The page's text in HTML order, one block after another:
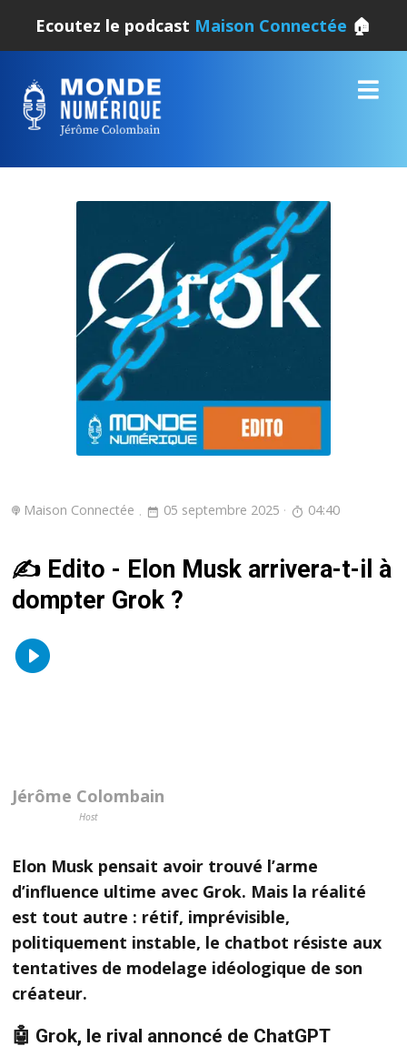
Ecoutez le podcast Maison Connectée 🏠
Maison Connectée 05 septembre 2025 04:40
✍️ Edito - Elon Musk arrivera-t-il à
dompter Grok ?
Jérôme Colombain
Host
Elon Musk pensait avoir trouvé l’arme
d’influence ultime avec Grok. Mais la réalité
est tout autre : rétif, imprévisible,
politiquement instable, le chatbot résiste aux
tentatives de modelage idéologique de son
créateur.
🤖 Grok, le rival annoncé de ChatGPT